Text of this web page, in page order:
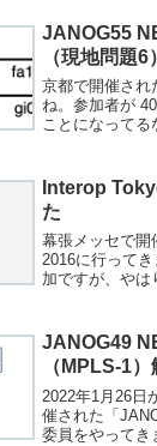
JANOG55
（現地問題6）
京都で開催され
ね。参加者が
ことになってる
3問を作成しま
Interop
た
幕張メッセで開
2016に行って
加ですが、やは
けながら歩くぐ
然...
JANOG49
（MPLS-1
2022年1月26日
催された「
委員をやってき